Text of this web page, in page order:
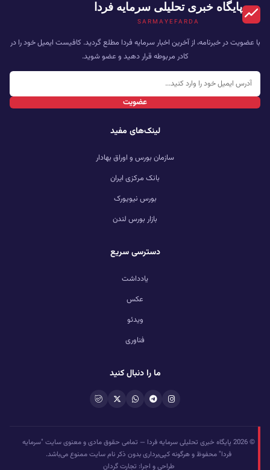
پایگاه خبری تحلیلی سرمایه فردا
SARMAYEFARDA
با عضویت در خبرنامه، از آخرین اخبار سرمایه فردا مطلع گردید. کافیست ایمیل خود را در
کادر مربوطه قرار دهید و عضو شوید.
عضویت
لینک‌های مفید
سازمان بورس و اوراق بهادار
بانک مرکزی ایران
بورس نیویورک
بازار بورس لندن
دسترسی سریع
یادداشت
عکس
ویدئو
فناوری
ما را دنبال کنید
© 2026 پایگاه خبری تحلیلی سرمایه فردا — تمامی حقوق مادی و معنوی سایت "سرمایه
فردا" محفوظ و هرگونه کپی‌برداری بدون ذکر نام سایت ممنوع می‌باشد.
طراحی و اجرا: تجارت گردان